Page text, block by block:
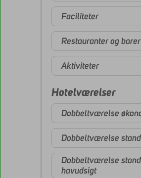
Faciliteter
Restauranter og barer
Aktiviteter
Hotelværelser
Dobbeltværelse
Dobbeltværelse
Dobbeltværelse
havudsigt